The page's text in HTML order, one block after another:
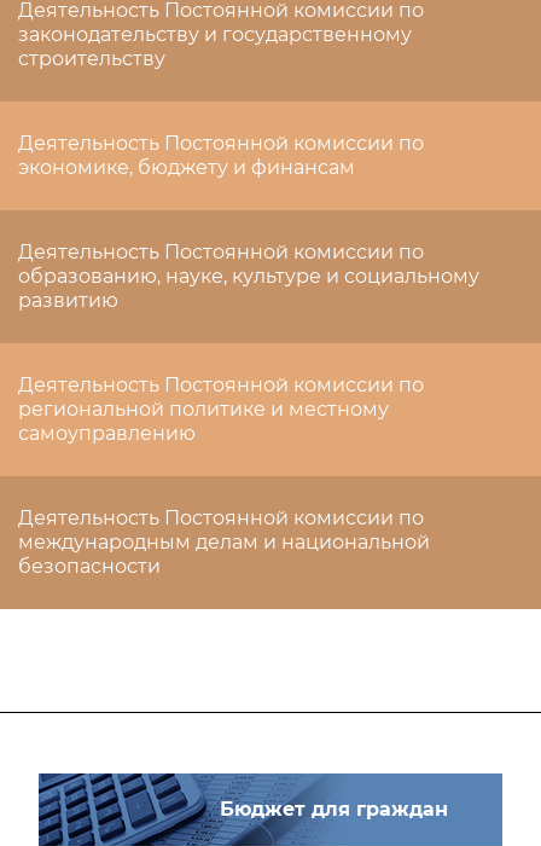
Деятельность Постоянной комиссии по
законодательству и государственному
строительству
Деятельность Постоянной комиссии по
экономике, бюджету и финансам
Деятельность Постоянной комиссии по
образованию, науке, культуре и социальному
развитию
Деятельность Постоянной комиссии по
региональной политике и местному
самоуправлению
Деятельность Постоянной комиссии по
международным делам и национальной
безопасности
Бюджет для граждан